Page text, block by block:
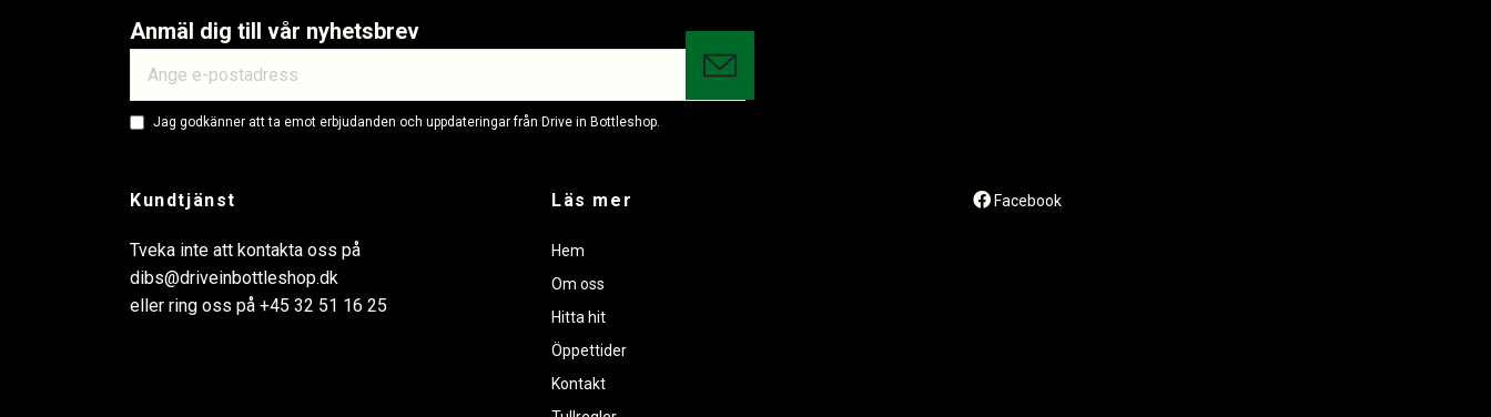
Anmäl dig till vår nyhetsbrev
Jag godkänner att ta emot erbjudanden och uppdateringar från Drive in Bottleshop.
Kundtjänst
Tveka inte att kontakta oss på
dibs@driveinbottleshop.dk
eller ring oss på +45 32 51 16 25
Läs mer
Hem
Om oss
Hitta hit
Öppettider
Kontakt
Facebook